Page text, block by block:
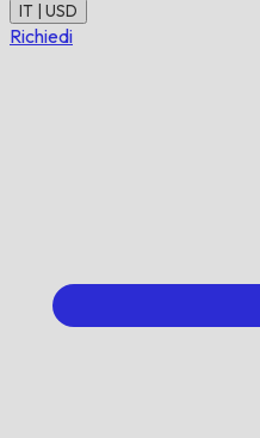
IT | USD
Richiedi